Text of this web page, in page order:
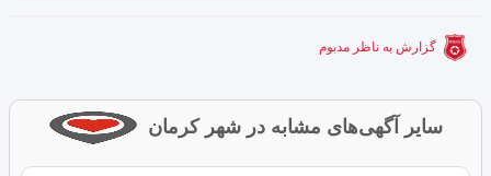
گزارش به ناظر مدبوم
سایر آگهی‌های مشابه در شهر کرمان